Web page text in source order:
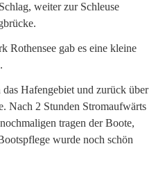
weiter zur Schleuse
Rothensee gab es eine kleine
Hafengebiet und zurück über
Nach 2 Stunden Stromaufwärts
tragen der Boote,
wurde noch schön